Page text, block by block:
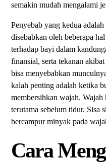
semakin mudah mengalami
Penyebab yang kedua
disebabkan oleh beberapa
terhadap bayi dalam
finansial, serta tekanan
bisa menyebabkan
kalah penting adalah ketika
membersihkan wajah. Wajah
terutama sebelum tidur. Sisa
bercampur minyak pada
Cara